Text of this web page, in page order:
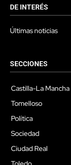
DE INTERÉS
Últimas noticias
SECCIONES
Castilla-La Mancha
Tomelloso
Política
Sociedad
Ciudad Real